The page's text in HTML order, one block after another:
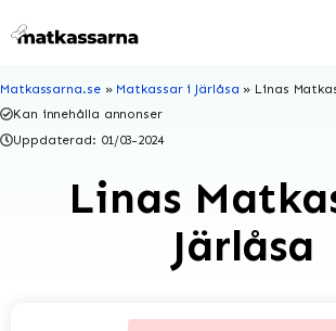
till
Matkassarna.se» Matkassar i Järlåsa » Linas
Kan innehålla annonser
Uppdaterad: 01/03-2024
Linas
Järlåsa